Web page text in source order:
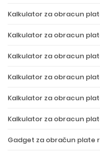
Kalkulator za obracun
Kalkulator za obracun
Kalkulator za obracun
Kalkulator za obracun
Kalkulator za obracun
Kalkulator za obracun plate
Gadget za obračun plate